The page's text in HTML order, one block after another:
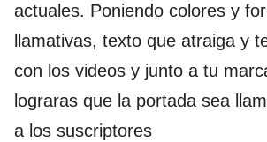
actuales. Poniendo colores y
llamativas, texto que atraiga y
con los videos y junto a tu
lograras que la portada sea
a los suscriptores